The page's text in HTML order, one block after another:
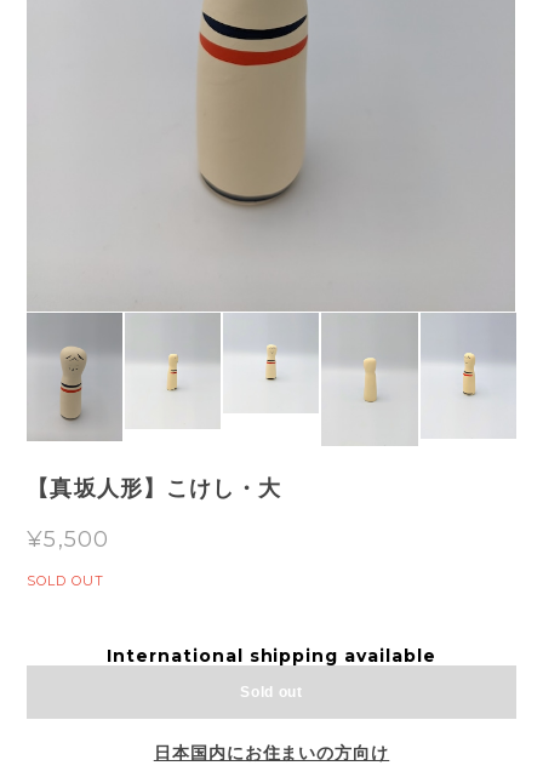
【真坂人形】こけし・大
¥5,500
SOLD OUT
International shipping available
Sold out
日本国内にお住まいの方向け